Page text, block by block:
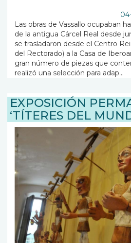
Las obras de Vassallo ocupaban
de la antigua Cárcel Real desde
se trasladaron desde el Centro
del Rectorado) a la Casa de
gran número de piezas que
realizó una selección para adap...
EXPOSICIÓN
‘TÍTERES DEL